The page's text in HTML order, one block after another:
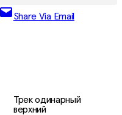
Share Via Email
Трек одинарный
верхний